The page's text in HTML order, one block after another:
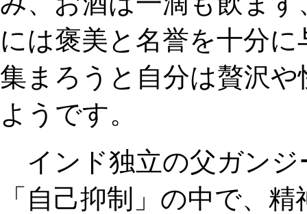
には褒美と名誉を十分
集まろうと自分は贅沢
ようです。
インド独立の父ガンジ
「自己抑制」の中で、